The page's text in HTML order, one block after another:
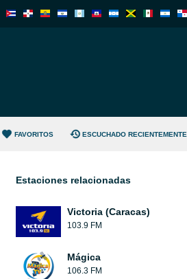
FAVORITOS ESCUCHADO RECIENTEMENTE
Estaciones relacionadas
Victoria (Caracas)
103.9 FM
Mágica
106.3 FM